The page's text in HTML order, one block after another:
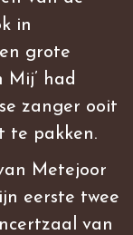
in
grote
Mij’ had
zanger ooit
te pakken.
Metejoor
eerste twee
van